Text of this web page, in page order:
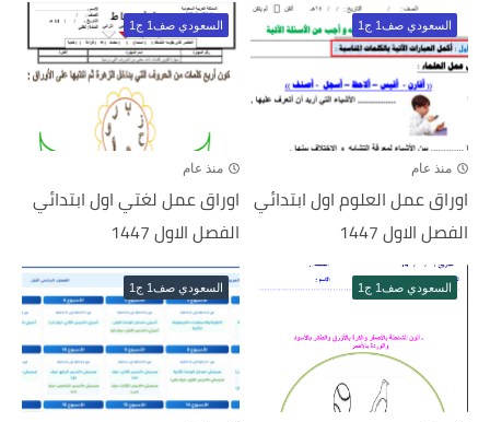
السعودي صف1 ج1
منذ عام
اوراق عمل العلوم اول ابتدائي
الفصل الاول 1447
السعودي صف1 ج1
منذ عام
اوراق عمل لغتي اول ابتدائي
الفصل الاول 1447
السعودي صف1 ج1 السعودي صف1 ج1